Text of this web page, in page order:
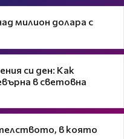
милион долара с
си ден: Как
в световна
в която